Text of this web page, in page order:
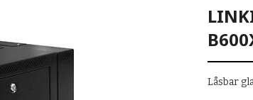
Låsbar